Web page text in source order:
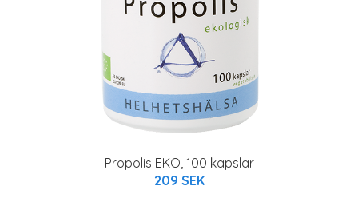
Propolis EKO, 100 kapslar
209 SEK